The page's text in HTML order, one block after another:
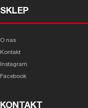
SKLEP
O nas
Kontakt
Instagram
Facebook
KONTAKT